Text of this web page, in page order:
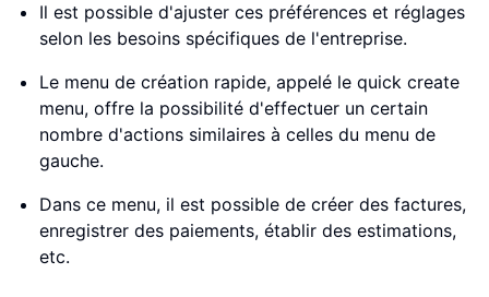
Il est possible d'ajuster ces préférences et réglages
selon les besoins spécifiques de l'entreprise.
Le menu de création rapide, appelé le quick create
menu, offre la possibilité d'effectuer un certain
nombre d'actions similaires à celles du menu de
gauche.
Dans ce menu, il est possible de créer des factures,
enregistrer des paiements, établir des estimations,
etc.